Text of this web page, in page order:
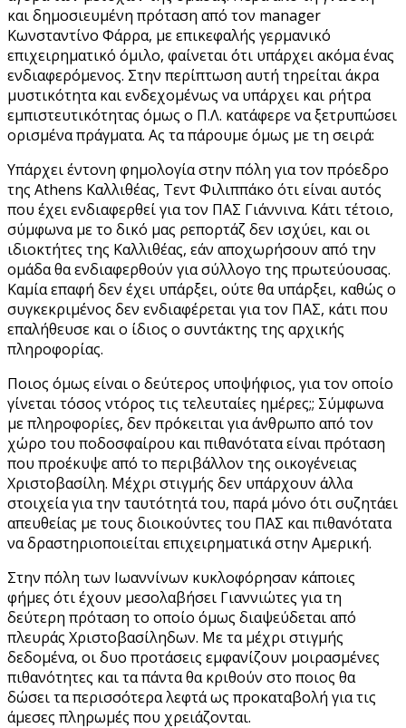
και δημοσιευμένη πρόταση από τον manager
Κωνσταντίνο Φάρρα, με επικεφαλής γερμανικό
επιχειρηματικό όμιλο, φαίνεται ότι υπάρχει ακόμα ένας
ενδιαφερόμενος. Στην περίπτωση αυτή τηρείται άκρα
μυστικότητα και ενδεχομένως να υπάρχει και ρήτρα
εμπιστευτικότητας όμως ο Π.Λ. κατάφερε να ξετρυπώσει
ορισμένα πράγματα. Ας τα πάρουμε όμως με τη σειρά:
Υπάρχει έντονη φημολογία στην πόλη για τον πρόεδρο
της Athens Καλλιθέας, Τεντ Φιλιππάκο ότι είναι αυτός
που έχει ενδιαφερθεί για τον ΠΑΣ Γιάννινα. Κάτι τέτοιο,
σύμφωνα με το δικό μας ρεπορτάζ δεν ισχύει, και οι
ιδιοκτήτες της Καλλιθέας, εάν αποχωρήσουν από την
ομάδα θα ενδιαφερθούν για σύλλογο της πρωτεύουσας.
Καμία επαφή δεν έχει υπάρξει, ούτε θα υπάρξει, καθώς ο
συγκεκριμένος δεν ενδιαφέρεται για τον ΠΑΣ, κάτι που
επαλήθευσε και ο ίδιος ο συντάκτης της αρχικής
πληροφορίας.
Ποιος όμως είναι ο δεύτερος υποψήφιος, για τον οποίο
γίνεται τόσος ντόρος τις τελευταίες ημέρες;; Σύμφωνα
με πληροφορίες, δεν πρόκειται για άνθρωπο από τον
χώρο του ποδοσφαίρου και πιθανότατα είναι πρόταση
που προέκυψε από το περιβάλλον της οικογένειας
Χριστοβασίλη. Μέχρι στιγμής δεν υπάρχουν άλλα
στοιχεία για την ταυτότητά του, παρά μόνο ότι συζητάει
απευθείας με τους διοικούντες του ΠΑΣ και πιθανότατα
να δραστηριοποιείται επιχειρηματικά στην Αμερική.
Στην πόλη των Ιωαννίνων κυκλοφόρησαν κάποιες
φήμες ότι έχουν μεσολαβήσει Γιαννιώτες για τη
δεύτερη πρόταση το οποίο όμως διαψεύδεται από
πλευράς Χριστοβασίληδων. Με τα μέχρι στιγμής
δεδομένα, οι δυο προτάσεις εμφανίζουν μοιρασμένες
πιθανότητες και τα πάντα θα κριθούν στο ποιος θα
δώσει τα περισσότερα λεφτά ως προκαταβολή για τις
άμεσες πληρωμές που χρειάζονται.